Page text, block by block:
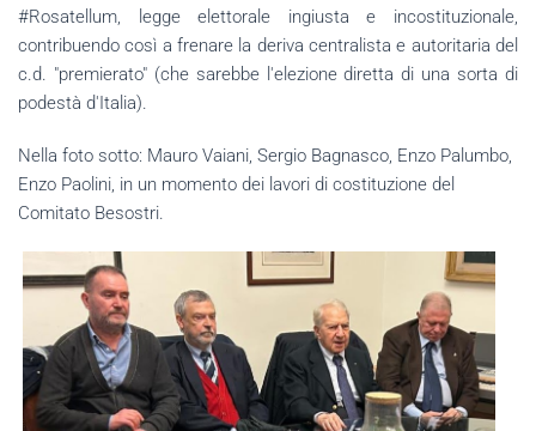
#Rosatellum, legge elettorale ingiusta e incostituzionale,
contribuendo così a frenare la deriva centralista e autoritaria del
c.d. "premierato" (che sarebbe l'elezione diretta di una sorta di
podestà d'Italia).
Nella foto sotto: Mauro Vaiani, Sergio Bagnasco, Enzo Palumbo,
Enzo Paolini, in un momento dei lavori di costituzione del
Comitato Besostri.